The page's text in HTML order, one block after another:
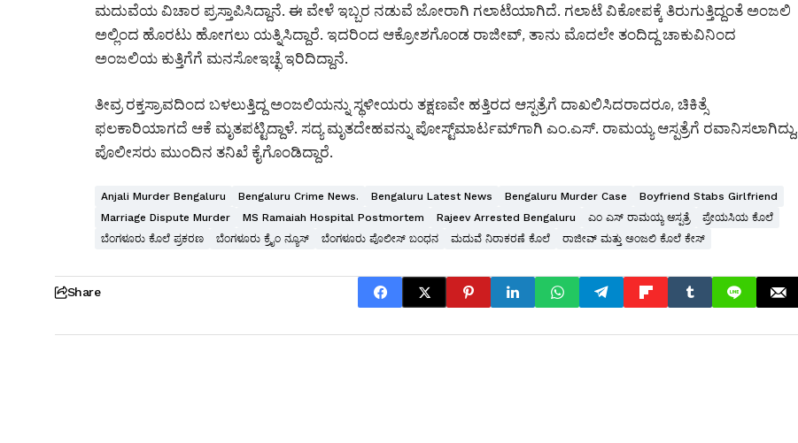
ಮದುವೆಯ ವಿಚಾರ ಪ್ರಸ್ತಾಪಿಸಿದ್ದಾನೆ. ಈ ವೇಳೆ ಇಬ್ಬರ ನಡುವೆ ಜೋರಾಗಿ ಗಲಾಟೆಯಾಗಿದೆ. ಗಲಾಟೆ ವಿಕೋಪಕ್ಕೆ ತಿರುಗುತ್ತಿದ್ದಂತೆ ಅಂಜಲಿ
ಅಲ್ಲಿಂದ ಹೊರಟು ಹೋಗಲು ಯತ್ನಿಸಿದ್ದಾರೆ. ಇದರಿಂದ ಆಕ್ರೋಶಗೊಂಡ ರಾಜೀವ್, ತಾನು ಮೊದಲೇ ತಂದಿದ್ದ ಚಾಕುವಿನಿಂದ
ಅಂಜಲಿಯ ಕುತ್ತಿಗೆಗೆ ಮನಸೋಇಚ್ಛೆ ಇರಿದಿದ್ದಾನೆ.
ತೀವ್ರ ರಕ್ತಸ್ರಾವದಿಂದ ಬಳಲುತ್ತಿದ್ದ ಅಂಜಲಿಯನ್ನು ಸ್ಥಳೀಯರು ತಕ್ಷಣವೇ ಹತ್ತಿರದ ಆಸ್ಪತ್ರೆಗೆ ದಾಖಲಿಸಿದರಾದರೂ, ಚಿಕಿತ್ಸೆ
ಫಲಕಾರಿಯಾಗದೆ ಆಕೆ ಮೃತಪಟ್ಟಿದ್ದಾಳೆ. ಸದ್ಯ ಮೃತದೇಹವನ್ನು ಪೋಸ್ಟ್‌ಮಾರ್ಟಮ್‌ಗಾಗಿ ಎಂ.ಎಸ್. ರಾಮಯ್ಯ ಆಸ್ಪತ್ರೆಗೆ ರವಾನಿಸಲಾಗಿದ್ದು,
ಪೊಲೀಸರು ಮುಂದಿನ ತನಿಖೆ ಕೈಗೊಂಡಿದ್ದಾರೆ.
Anjali Murder Bengaluru Bengaluru Crime News. Bengaluru Latest News Bengaluru Murder Case
Boyfriend Stabs Girlfriend
Marriage Dispute Murder
MS Ramaiah Hospital Postmortem Rajeev Arrested Bengaluru ಎಂ ಎಸ್ ರಾಮಯ್ಯ ಆಸ್ಪತ್ರೆ
ಪ್ರೇಯಸಿಯ ಕೊಲೆ
ಬೆಂಗಳೂರು ಕೊಲೆ ಪ್ರಕರಣ
ಬೆಂಗಳೂರು ಕ್ರೈಂ ನ್ಯೂಸ್ ಬೆಂಗಳೂರು ಪೊಲೀಸ್ ಬಂಧನ ಮದುವೆ ನಿರಾಕರಣೆ ಕೊಲೆ ರಾಜೀವ್ ಮತ್ತು ಅಂಜಲಿ ಕೊಲೆ ಕೇಸ್
Share